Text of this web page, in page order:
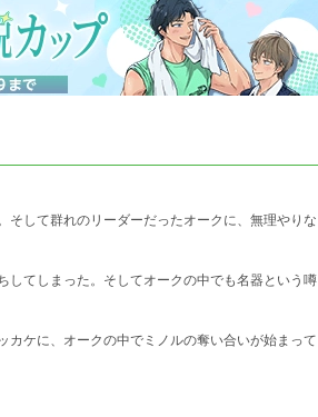
して群れのリーダーだったオークに、無理やりな
てしまった。そしてオークの中でも名器という噂
ケに、オークの中でミノルの奪い合いが始まって